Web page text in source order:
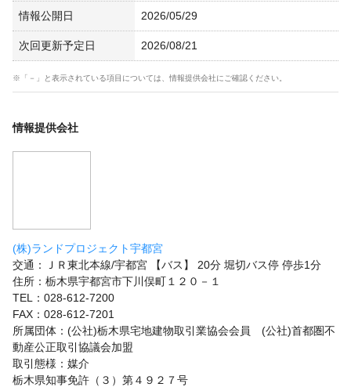
情報公開日 2026/05/29
次回更新予定日 2026/08/21
※「－」と表示されている項目については、情報提供会社にご確認ください。
情報提供会社
(株)ランドプロジェクト宇都宮
交通：ＪＲ東北本線/宇都宮 【バス】 20分 堀切バス停 停歩1分
住所：栃木県宇都宮市下川俣町１２０－１
TEL：028-612-7200
FAX：028-612-7201
所属団体：(公社)栃木県宅地建物取引業協会会員 (公社)首都圏不
動産公正取引協議会加盟
取引態様：媒介
栃木県知事免許（３）第４９２７号